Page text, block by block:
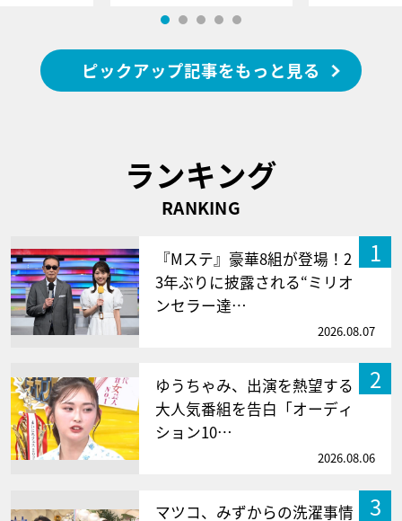
ピックアップ記事をもっと見る
ランキング
RANKING
1
『Mステ』豪華8組が登場！2
3年ぶりに披露される“ミリオ
ンセラー達…
2026.08.07
2
ゆうちゃみ、出演を熱望する
大人気番組を告白「オーディ
ション10…
2026.08.06
3
マツコ、みずからの洗濯事情